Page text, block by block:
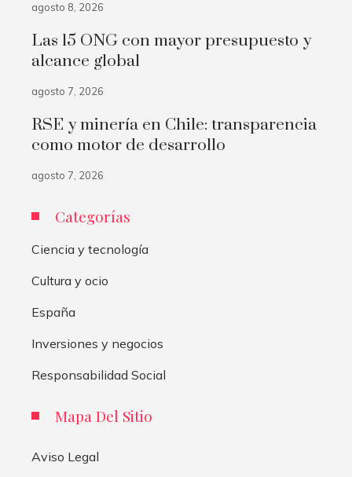
agosto 8, 2026
Las 15 ONG con mayor presupuesto y
alcance global
agosto 7, 2026
RSE y minería en Chile: transparencia
como motor de desarrollo
agosto 7, 2026
Categorías
Ciencia y tecnología
Cultura y ocio
España
Inversiones y negocios
Responsabilidad Social
Mapa Del Sitio
Aviso Legal